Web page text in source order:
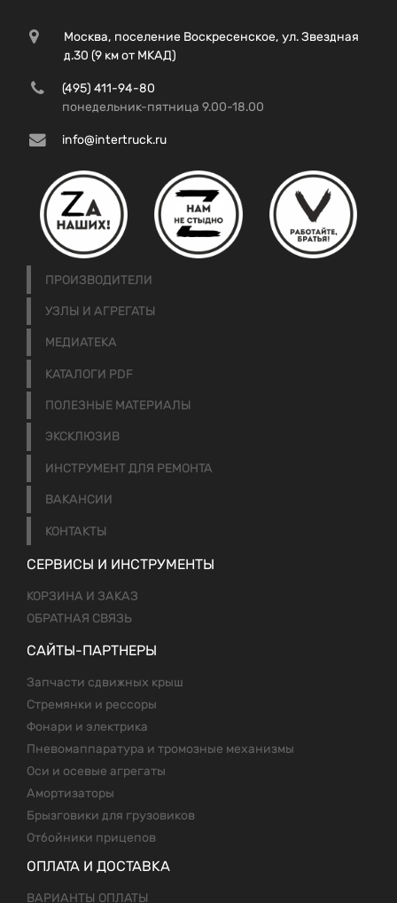
Москва, поселение Воскресенское, ул. Звездная
д.30 (9 км от МКАД)
(495) 411-94-80
понедельник-пятница 9.00-18.00
info@intertruck.ru
ПРОИЗВОДИТЕЛИ
УЗЛЫ И АГРЕГАТЫ
МЕДИАТЕКА
КАТАЛОГИ PDF
ПОЛЕЗНЫЕ МАТЕРИАЛЫ
ЭКСКЛЮЗИВ
ИНСТРУМЕНТ ДЛЯ РЕМОНТА
ВАКАНСИИ
КОНТАКТЫ
СЕРВИСЫ И ИНСТРУМЕНТЫ
КОРЗИНА И ЗАКАЗ
ОБРАТНАЯ СВЯЗЬ
САЙТЫ-ПАРТНЕРЫ
Запчасти сдвижных крыш
Стремянки и рессоры
Фонари и электрика
Пневомаппаратура и тромозные механизмы
Оси и осевые агрегаты
Амортизаторы
Брызговики для грузовиков
Отбойники прицепов
ОПЛАТА И ДОСТАВКА
ВАРИАНТЫ ОПЛАТЫ